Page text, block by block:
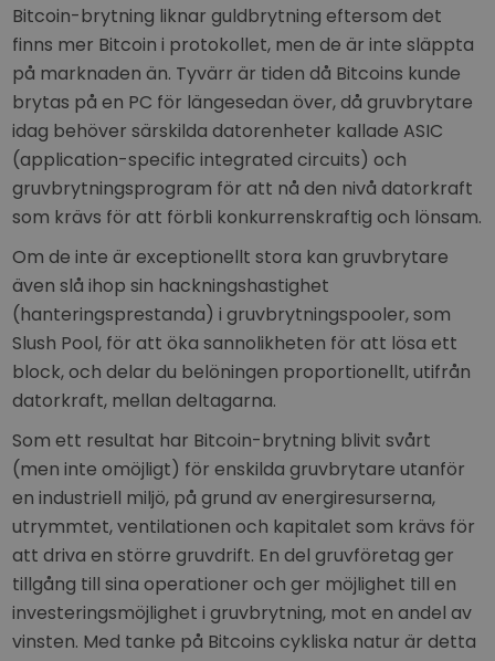
Bitcoin-brytning liknar guldbrytning eftersom det
finns mer Bitcoin i protokollet, men de är inte släppta
på marknaden än. Tyvärr är tiden då Bitcoins kunde
brytas på en PC för längesedan över, då gruvbrytare
idag behöver särskilda datorenheter kallade ASIC
(application-specific integrated circuits) och
gruvbrytningsprogram för att nå den nivå datorkraft
som krävs för att förbli konkurrenskraftig och lönsam.
Om de inte är exceptionellt stora kan gruvbrytare
även slå ihop sin hackningshastighet
(hanteringsprestanda) i gruvbrytningspooler, som
Slush Pool, för att öka sannolikheten för att lösa ett
block, och delar du belöningen proportionellt, utifrån
datorkraft, mellan deltagarna.
Som ett resultat har Bitcoin-brytning blivit svårt
(men inte omöjligt) för enskilda gruvbrytare utanför
en industriell miljö, på grund av energiresurserna,
utrymmtet, ventilationen och kapitalet som krävs för
att driva en större gruvdrift. En del gruvföretag ger
tillgång till sina operationer och ger möjlighet till en
investeringsmöjlighet i gruvbrytning, mot en andel av
vinsten. Med tanke på Bitcoins cykliska natur är detta